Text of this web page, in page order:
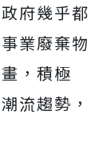
府幾乎都
業廢棄物
，積極
流趨勢，